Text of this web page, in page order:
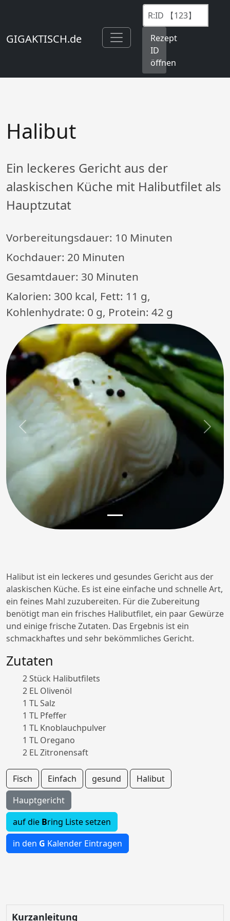
GIGAKTISCH.de
Rezept
ID
öffnen
Halibut
Ein leckeres Gericht aus der
alaskischen Küche mit Halibutfilet als
Hauptzutat
Vorbereitungsdauer: 10 Minuten
Kochdauer: 20 Minuten
Gesamtdauer: 30 Minuten
Kalorien: 300 kcal, Fett: 11 g,
Kohlenhydrate: 0 g, Protein: 42 g
Previous Next
Halibut ist ein leckeres und gesundes Gericht aus der
alaskischen Küche. Es ist eine einfache und schnelle Art,
ein feines Mahl zuzubereiten. Für die Zubereitung
benötigt man ein frisches Halibutfilet, ein paar Gewürze
und einige frische Zutaten. Das Ergebnis ist ein
schmackhaftes und sehr bekömmliches Gericht.
Zutaten
2 Stück Halibutfilets
2 EL Olivenöl
1 TL Salz
1 TL Pfeffer
1 TL Knoblauchpulver
1 TL Oregano
2 EL Zitronensaft
Fisch Einfach gesund
Halibut
Hauptgericht
auf die Bring Liste setzen
in den G Kalender Eintragen
Kurzanleitung